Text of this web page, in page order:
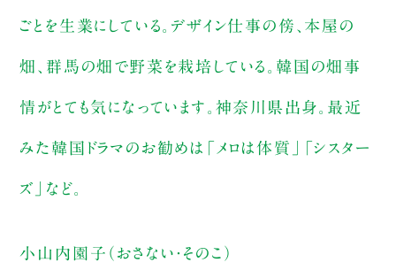
ごとを生業にしている。デザイン仕事の傍、本屋の
畑、群馬の畑で野菜を栽培している。韓国の畑事
情がとても気になっています。神奈川県出身。最近
みた韓国ドラマのお勧めは「メロは体質」「シスター
ズ」など。
小山内園子（おさない・そのこ）